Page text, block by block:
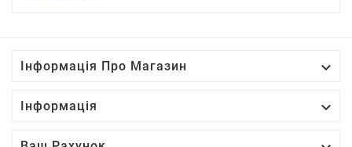
Інформація Про Магазин 
Інформація 